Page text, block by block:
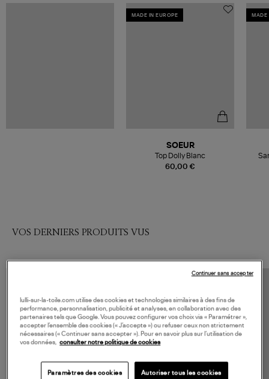
MADE IN EUROPE
60,00 €
SOEUR
Top Dolly Blanc
MADE
VOS DERNIERS PRODUITS VUS
lulli-sur-la-toile.com utilise des cookies et technologies similaires à des fins de
performance, personnalisation, publicité et analyses, en collaboration avec des
partenaires tels que Google. Vous pouvez configurer vos choix via « Paramétrer »,
accepter l’ensemble des cookies (« J’accepte ») ou refuser ceux non strictement
nécessaires (« Continuer sans accepter »). Pour en savoir plus sur l’utilisation de
vos données,
consulter notre politique de cookies
Paramètres des cookies Autoriser tous les cookies
Continuer sans accepter